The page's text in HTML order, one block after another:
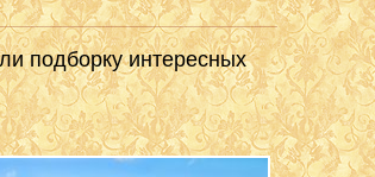
подборку интересных